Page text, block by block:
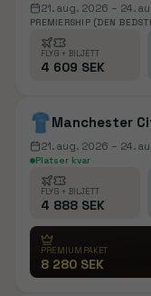
21. aug. 2026 – 24.
PREMIERSHIP (DEN
FLYG + BILJETT
4 609 SEK
Manchester
21. aug. 2026 – 24.
Platser kvar
FLYG + BILJETT
4 888 SEK
PREMIUMPAKET
8 280 SEK